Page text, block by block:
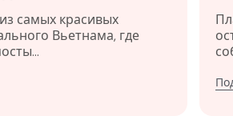
самых красивых
Вьетнама, где